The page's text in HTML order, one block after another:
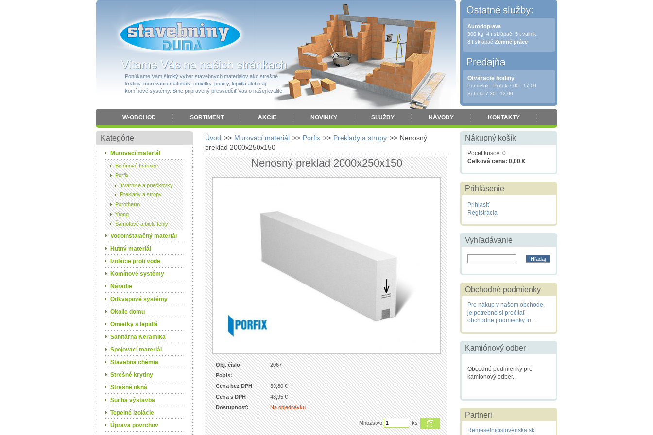
Ponúkame Vám široký výber stavebných materiálov ako strešné
krytiny, murovacie materiály, omietky, potery, lepidlá alebo aj
komínové systémy. Sme pripravený presvedčiť Vás o našej kvalite!
W-OBCHOD SORTIMENT AKCIE NOVINKY SLUŽBY NÁVODY KONTAKTY
Autodoprava
900 kg, 4 t sklápač, 5 t valník,
8 t sklápač Zemné práce
Otváracie hodiny
Pondelok - Piatok 7:00 - 17:00
Sobota 7:30 - 13:00
Úvod >> Murovací materiál >> Porfix >> Preklady a stropy >> Nenosný
preklad 2000x250x150
Nenosný preklad 2000x250x150
Obj. číslo:
2067
Popis:
Cena bez DPH
39,80 €
Cena s DPH
48,95 €
Dostupnosť:
Na objednávku
Množstvo ks
Kategórie
Murovací materiál
Betónové tvárnice
Porfix
Tvárnice a priečkovky
Preklady a stropy
Porotherm
Ytong
Šamotové a biele tehly
Vodoinštalačný materiál
Hutný materiál
Izolácie proti vode
Komínové systémy
Náradie
Odkvapové systémy
Okolie domu
Omietky a lepidlá
Sanitárna Keramika
Spojovací materiál
Stavebná chémia
Strešné krytiny
Strešné okná
Suchá výstavba
Tepelné izolácie
Úprava povrchov
Nákupný košík
Počet kusov: 0
Celková cena: 0,00 €
Prihlásenie
Prihlásiť
Registrácia
Vyhľadávanie
Obchodné podmienky
Pre nákup v našom obchode,
je potrebné si prečítať
obchodné podmienky tu....
Kamiónový odber
Obcodné podmienky pre
kamionový odber.
Partneri
Remeselnicislovenska.sk